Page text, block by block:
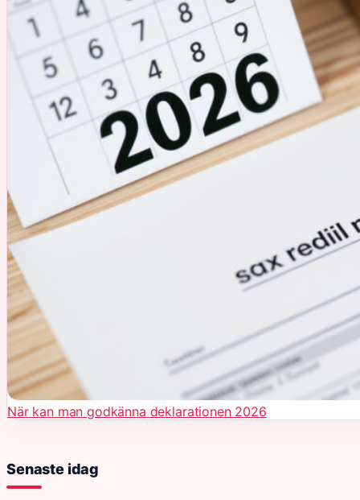
När kan man godkänna deklarationen 2026
Senaste idag